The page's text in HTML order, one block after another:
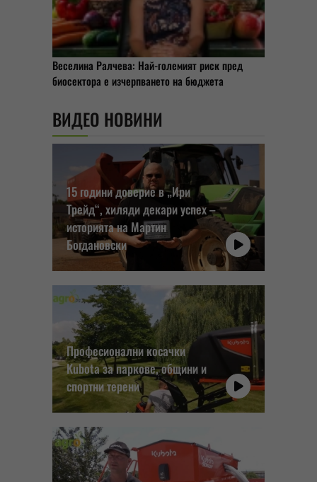
Веселина Ралчева: Най-големият риск пред
биосектора е изчерпването на бюджета
ВИДЕО НОВИНИ
15 години доверие в „Ири
Трейд“, хиляди декари успех –
историята на Мартин
Богдановски
Професионални косачки
Kubota за паркове, общини и
спортни терени